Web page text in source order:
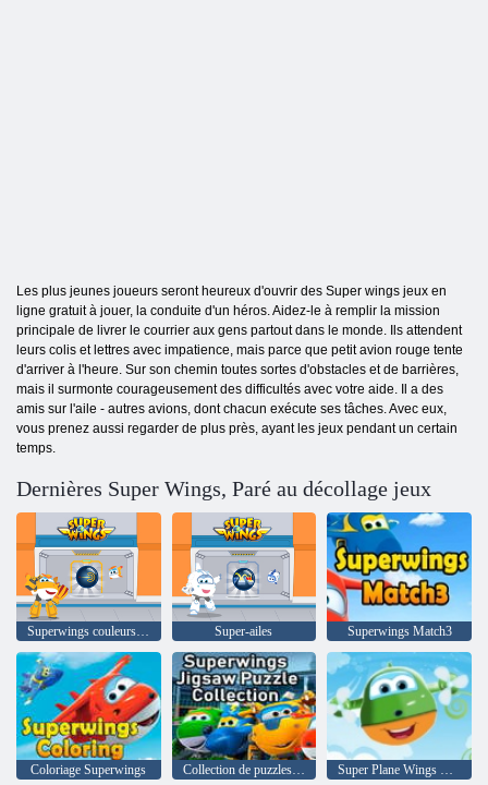
Les plus jeunes joueurs seront heureux d'ouvrir des Super wings jeux en
ligne gratuit à jouer, la conduite d'un héros. Aidez-le à remplir la mission
principale de livrer le courrier aux gens partout dans le monde. Ils attendent
leurs colis et lettres avec impatience, mais parce que petit avion rouge tente
d'arriver à l'heure. Sur son chemin toutes sortes d'obstacles et de barrières,
mais il surmonte courageusement des difficultés avec votre aide. Il a des
amis sur l'aile - autres avions, dont chacun exécute ses tâches. Avec eux,
vous prenez aussi regarder de plus près, ayant les jeux pendant un certain
temps.
Dernières Super Wings, Paré au décollage jeux
Superwings couleurs couleurs Super-ailes Superwings Match3
Coloriage Superwings Collection de puzzles Superwings Super Plane Wings Kid Subway Surfers Runner